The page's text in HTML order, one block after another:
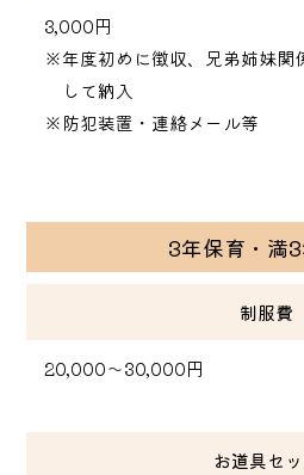
3,000円
※年度初めに徴収、兄弟姉妹関
して納入
※防犯装置・連絡メール等
3年保育・満
制服費
20,000～30,000円
お道具セ